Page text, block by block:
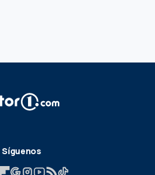
Síguenos